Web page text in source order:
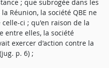
; que subrogée dans les
Réunion, la société QBE ne
ci ; qu'en raison de la
entre elles, la société
exercer d'action contre la
p. 6) ;